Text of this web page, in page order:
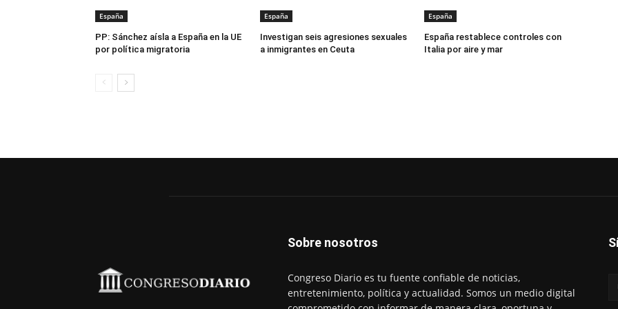
España
PP: Sánchez aísla a España en la UE
por política migratoria
España
Investigan seis agresiones sexuales
a inmigrantes en Ceuta
España
España restablece controles con
Italia por aire y mar
Sobre nosotros
Congreso Diario es tu fuente confiable de noticias,
entretenimiento, política y actualidad. Somos un medio digital